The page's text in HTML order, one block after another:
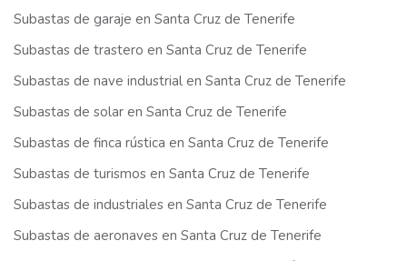
Subastas de garaje en Santa Cruz de Tenerife
Subastas de trastero en Santa Cruz de Tenerife
Subastas de nave industrial en Santa Cruz de Tenerife
Subastas de solar en Santa Cruz de Tenerife
Subastas de finca rústica en Santa Cruz de Tenerife
Subastas de turismos en Santa Cruz de Tenerife
Subastas de industriales en Santa Cruz de Tenerife
Subastas de aeronaves en Santa Cruz de Tenerife